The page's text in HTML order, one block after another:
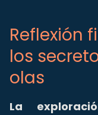
Reflexión
los
olas
La